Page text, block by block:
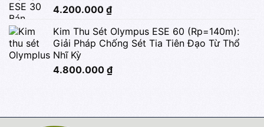
4.200.000 ₫
Kim Thu Sét Olympus ESE 60 (Rp=140m):
Giải Pháp Chống Sét Tia Tiên Đạo Từ Thổ
Nhĩ Kỳ
4.800.000 ₫